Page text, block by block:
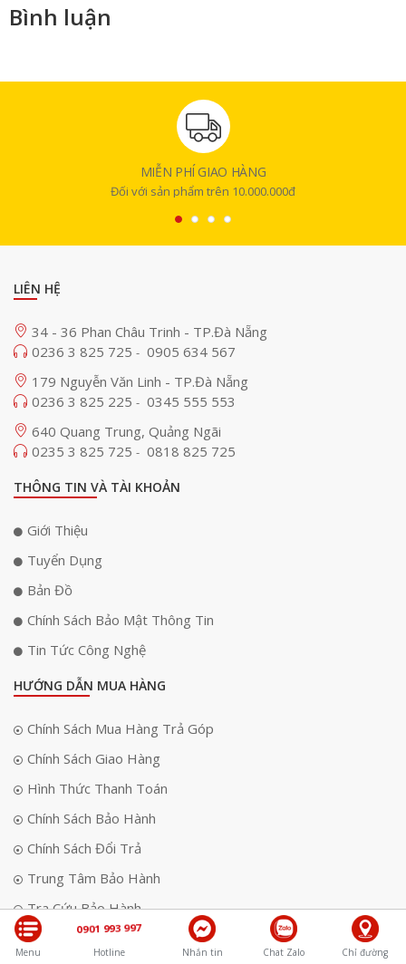
Bình luận
MIỄN PHÍ GIAO HÀNG
Đối với sản phẩm trên 10.000.000đ
Menu
0901 993 997
Hotline Nhắn tin Chat Zalo Chỉ đường
LIÊN HỆ
34 - 36 Phan Châu Trinh - TP.Đà Nẵng
0236 3 825 725 - 0905 634 567
179 Nguyễn Văn Linh - TP.Đà Nẵng
0236 3 825 225 - 0345 555 553
640 Quang Trung, Quảng Ngãi
0235 3 825 725 - 0818 825 725
THÔNG TIN VÀ TÀI KHOẢN
Giới Thiệu
Tuyển Dụng
Bản Đồ
Chính Sách Bảo Mật Thông Tin
Tin Tức Công Nghệ
HƯỚNG DẪN MUA HÀNG
Chính Sách Mua Hàng Trả Góp
Chính Sách Giao Hàng
Hình Thức Thanh Toán
Chính Sách Bảo Hành
Chính Sách Đổi Trả
Trung Tâm Bảo Hành
Tra Cứu Bảo Hành